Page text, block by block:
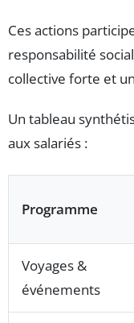
Ces actions
responsabilité
collective forte et
Un tableau
aux salariés :
Programme
Voyages &
événements